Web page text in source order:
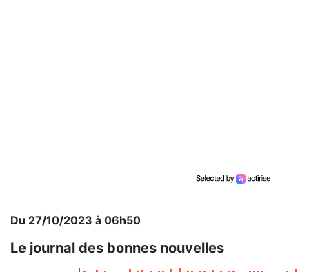
Du 27/10/2023 à 06h50
Le journal des bonnes nouvelles